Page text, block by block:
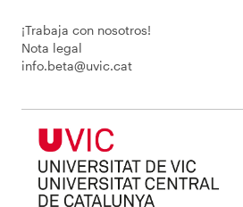
¡Trabaja con nosotros!
Nota legal
info.beta@uvic.cat